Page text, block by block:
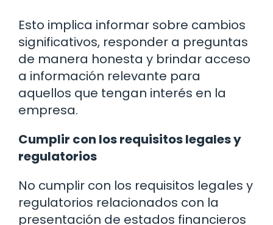
Esto implica informar sobre cambios
significativos, responder a preguntas
de manera honesta y brindar acceso
a información relevante para
aquellos que tengan interés en la
empresa.
Cumplir con los requisitos legales y
regulatorios
No cumplir con los requisitos legales y
regulatorios relacionados con la
presentación de estados financieros